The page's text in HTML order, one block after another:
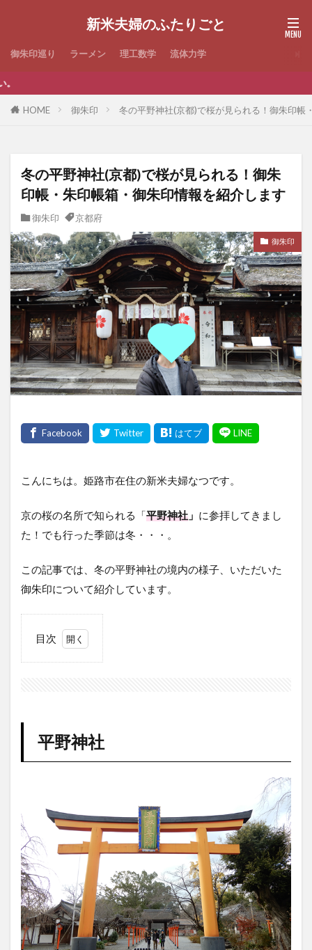
新米夫婦のふたりごと
御朱印巡り ラーメン 理工数学 流体力学
HOME 御朱印 冬の平野神社(京都)で桜が見られる！御朱印帳
冬の平野神社(京都)で桜が見られる！御朱
印帳・朱印帳箱・御朱印情報を紹介します
御朱印 京都府
御朱印
こんにちは。姫路市在住の新米夫婦なつです。
京の桜の名所で知られる「平野神社 」 に参拝してきまし
た！でも行った季節は冬・・・。
この記事では、冬の平野神社の境内の様子、いただいた
御朱印について紹介しています。
目次
1.1
平野
神
1.2
石柱
1.3
手水
舎
1.4
平野
神社
拝殿
平野神社